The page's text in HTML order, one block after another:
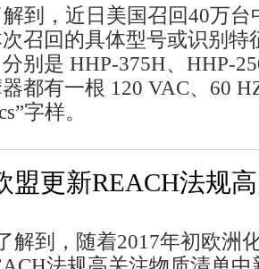
到，近日美国召回40万台
召回的具体型号或识别特
别是 HHP-375H、HHP-
都有一根 120 VAC、60
字样。
盟更新REACH法规
解到，随着2017年初欧洲